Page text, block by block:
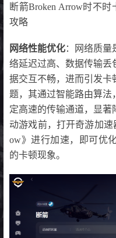
断箭Broken Arrow时不
攻略
网络性能优化：网络质量
络延迟过高、数据传输丢
据交互不畅，进而引发卡
题，其通过智能路由算法
定高速的传输通道，显著
动游戏前，打开奇游加速
ow》进行加速，即可优
的卡顿现象。